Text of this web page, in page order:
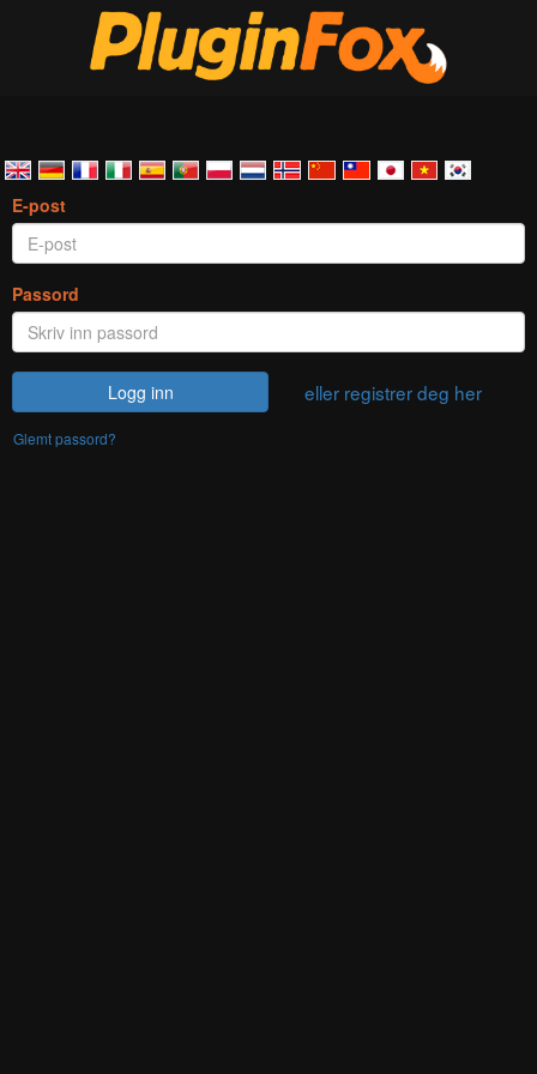
E-post
Passord
Logg inn eller registrer deg her
Glemt passord?